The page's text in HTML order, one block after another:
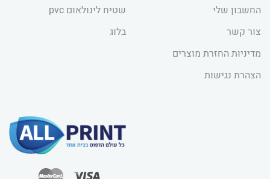
החשבון שלי
צור קשר
מדיניות החזרת מוצרים
הצהרת נגישות
שטיח לינולאום pvc
בלוג